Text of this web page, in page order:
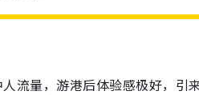
流量，游港后体验感极好，引